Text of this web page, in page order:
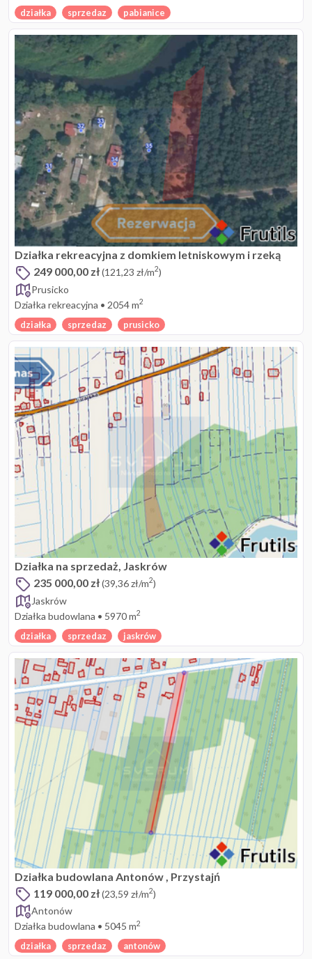
działka sprzedaz pabianice
Działka rekreacyjna z domkiem letniskowym i rzeką
249 000,00 zł(121,23 zł/m2)
Prusicko
Działka rekreacyjna • 2054 m2
działka sprzedaz prusicko
Działka na sprzedaż, Jaskrów
235 000,00 zł(39,36 zł/m2)
Jaskrów
Działka budowlana • 5970 m2
działka sprzedaz jaskrów
Działka budowlana Antonów , Przystajń
119 000,00 zł(23,59 zł/m2)
Antonów
Działka budowlana • 5045 m2
działka sprzedaz antonów